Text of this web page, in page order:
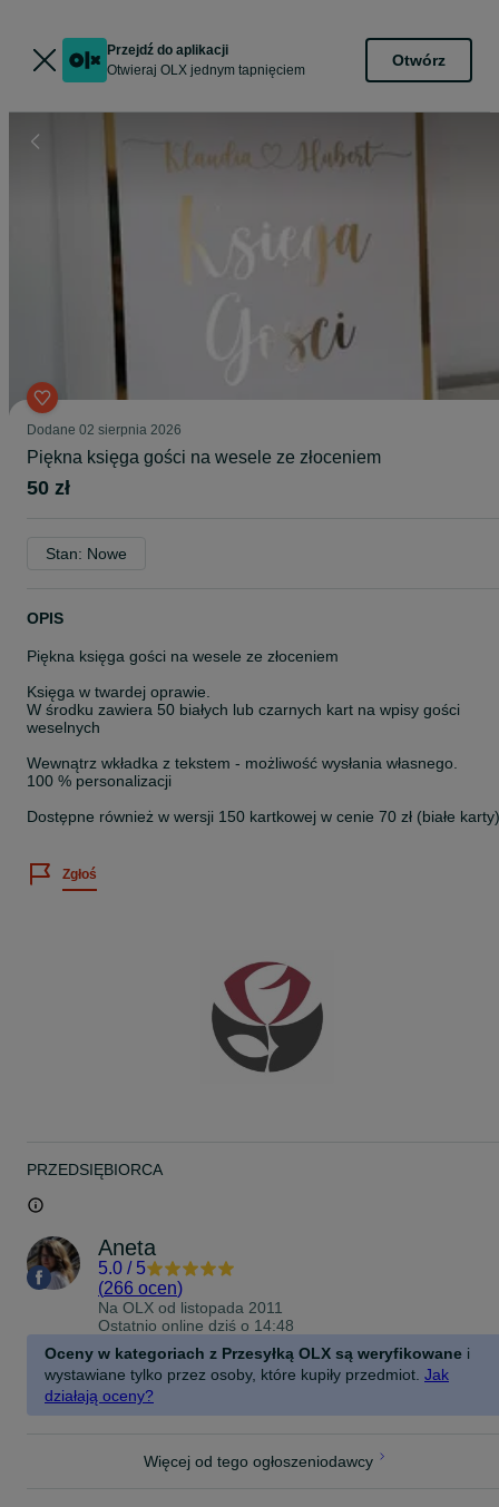
Przejdź do aplikacji
Otwieraj OLX jednym tapnięciem
Otwórz
Dodane 02 sierpnia 2026
Piękna księga gości na wesele ze złoceniem
50 zł
Stan: Nowe
OPIS
Piękna księga gości na wesele ze złoceniem
Księga w twardej oprawie.
W środku zawiera 50 białych lub czarnych kart na wpisy gości
weselnych
Wewnątrz wkładka z tekstem - możliwość wysłania własnego.
100 % personalizacji
Dostępne również w wersji 150 kartkowej w cenie 70 zł (białe
Zgłoś
PRZEDSIĘBIORCA
Aneta
5.0 / 5
(266 ocen)
Na OLX od listopada 2011
Ostatnio online dziś o 14:48
Oceny w kategoriach z Przesyłką OLX są weryfikowane i
wystawiane tylko przez osoby, które kupiły przedmiot. Jak
działają oceny?
Więcej od tego ogłoszeniodawcy